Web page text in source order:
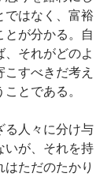
ではなく、富裕
とが分かる。自
それがどのよ
すべきだ考え
とである。
る人々に分け与
いが、それを持
ただのたかり